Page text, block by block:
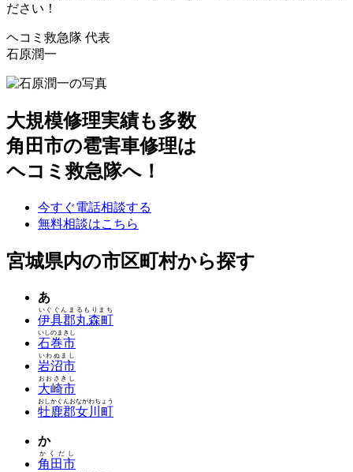
ださい！
ヘコミ救急隊 代表
石原潤一
大規模修理実績も多数
角田市の雹害車修理は
ヘコミ救急隊へ！
今すぐ電話相談する
無料相談はこちら
宮城県内の市区町村から探す
あ
伊具郡丸森町
いぐぐんまるもりまち
石巻市
いしのまきし
岩沼市
いわぬまし
大崎市
おおさきし
牡鹿郡女川町
おしかぐんおながわちょう
か
角田市
かくだし